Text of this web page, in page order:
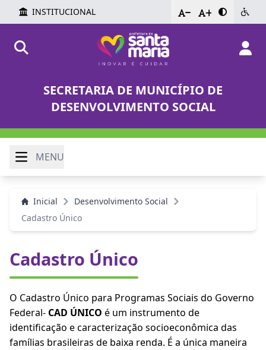
INSTITUCIONAL - +
SECRETARIA DE MUNICÍPIO DE
DESENVOLVIMENTO SOCIAL
MENU
Inicial
Desenvolvimento Social
Cadastro Único
Cadastro Único
O Cadastro Único para Programas Sociais do Governo
Federal- CAD ÚNICO é um instrumento de
identificação e caracterização socioeconômica das
famílias brasileiras de baixa renda. É a única maneira